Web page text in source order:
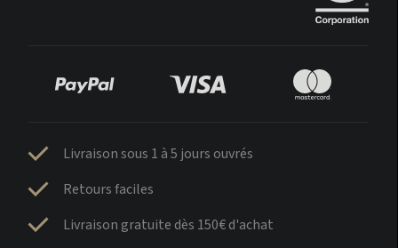
Livraison sous 1 à 5 jours ouvrés
Retours faciles
Livraison gratuite dès 150€ d'achat